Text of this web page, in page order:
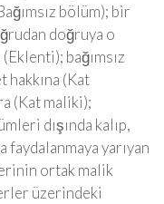
bölüm); bir
doğruya o
bağımsız
(Kat
(Kat maliki);
dışında kalıp,
faydalanmaya yarıyan
ortak malik
üzerindeki